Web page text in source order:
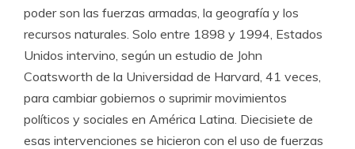
poder son las fuerzas armadas, la geografía y los
recursos naturales. Solo entre 1898 y 1994, Estados
Unidos intervino, según un estudio de John
Coatsworth de la Universidad de Harvard, 41 veces,
para cambiar gobiernos o suprimir movimientos
políticos y sociales en América Latina. Diecisiete de
esas intervenciones se hicieron con el uso de fuerzas